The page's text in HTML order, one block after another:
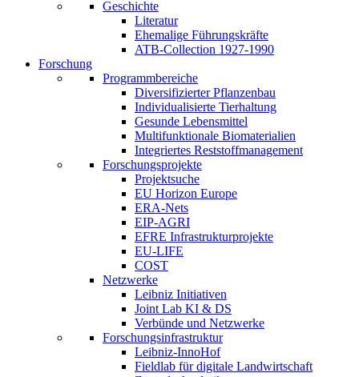
Geschichte
Literatur
Ehemalige Führungskräfte
ATB-Collection 1927-1990
Forschung
Programmbereiche
Diversifizierter Pflanzenbau
Individualisierte Tierhaltung
Gesunde Lebensmittel
Multifunktionale Biomaterialien
Integriertes Reststoffmanagement
Forschungsprojekte
Projektsuche
EU Horizon Europe
ERA-Nets
EIP-AGRI
EFRE Infrastrukturprojekte
EU-LIFE
COST
Netzwerke
Leibniz Initiativen
Joint Lab KI & DS
Verbünde und Netzwerke
Forschungsinfrastruktur
Leibniz-InnoHof
Fieldlab für digitale Landwirtschaft